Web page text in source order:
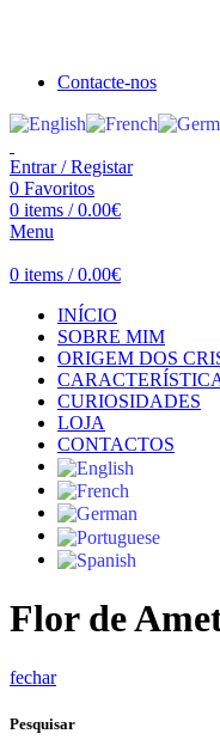
Contacte-nos
Entrar / Registar
0 Favoritos
0 items / 0.00€
Menu
0 items / 0.00€
INÍCIO
SOBRE MIM
ORIGEM DOS
CURIOSIDADES
LOJA
CONTACTOS
Flor de
fechar
Pesquisar